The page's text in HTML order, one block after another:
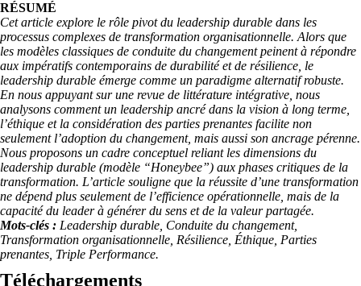
RÉSUMÉ
Cet article explore le rôle pivot du leadership durable dans les
processus complexes de transformation organisationnelle. Alors que
les modèles classiques de conduite du changement peinent à répondre
aux impératifs contemporains de durabilité et de résilience, le
leadership durable émerge comme un paradigme alternatif robuste.
En nous appuyant sur une revue de littérature intégrative, nous
analysons comment un leadership ancré dans la vision à long terme,
l’éthique et la considération des parties prenantes facilite non
seulement l’adoption du changement, mais aussi son ancrage pérenne.
Nous proposons un cadre conceptuel reliant les dimensions du
leadership durable (modèle “Honeybee”) aux phases critiques de la
transformation. L’article souligne que la réussite d’une transformation
ne dépend plus seulement de l’efficience opérationnelle, mais de la
capacité du leader à générer du sens et de la valeur partagée.
Mots-clés : Leadership durable, Conduite du changement,
Transformation organisationnelle, Résilience, Éthique, Parties
prenantes, Triple Performance.
Téléchargements